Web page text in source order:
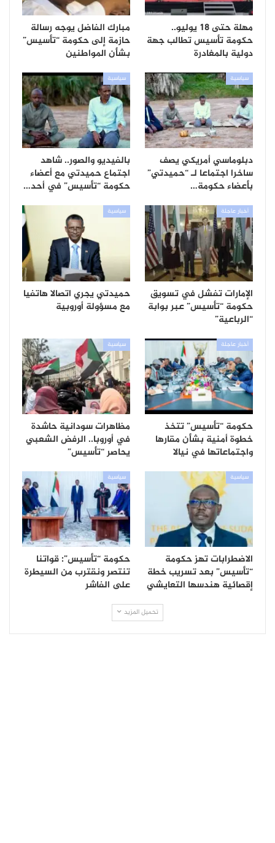
مهلة حتى 18 يوليو..
حكومة تأسيس تطالب جهة
دولية بالمغادرة
مبارك الفاضل يوجه رسالة
حازمة إلى حكومة “تأسيس”
بشأن المواطنين
سياسية
دبلوماسي أمريكي يصف
ساخرا اجتماعا لـ “حميدتي”
بأعضاء حكومة…
سياسية
بالفيديو والصور.. شاهد
اجتماع حميدتي مع أعضاء
حكومة “تأسيس” في أحد…
أخبار عاجلة
الإمارات تفشل في تسويق
حكومة “تأسيس” عبر بوابة
“الرباعية”
سياسية
حميدتي يجري اتصالا هاتفيا
مع مسؤولة أوروبية
أخبار عاجلة
حكومة “تأسيس” تتخذ
خطوة أمنية بشأن مقارها
واجتماعاتها في نيالا
سياسية
مظاهرات سودانية حاشدة
في أوروبا.. الرفض الشعبي
يحاصر “تأسيس”
سياسية
الاضطرابات تهز حكومة
“تأسيس” بعد تسريب خطة
إقصائية هندسها التعايشي
سياسية
حكومة “تأسيس”: قواتنا
تنتصر ونقترب من السيطرة
على الفاشر
تحميل المزيد